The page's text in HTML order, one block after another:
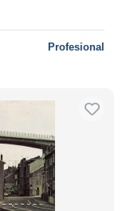
Profesional